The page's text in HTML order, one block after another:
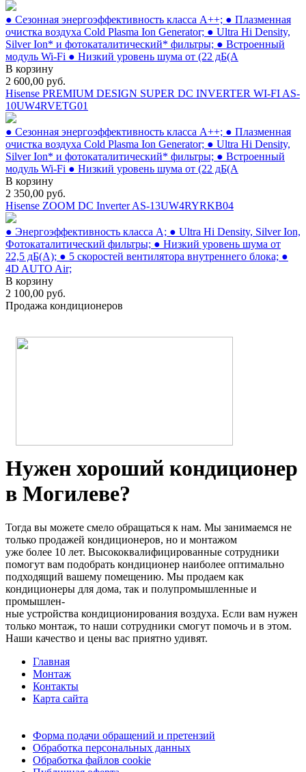
● Сезонная энергоэффективность класса А++; ● Плазменная
очистка воздуха Cold Plasma Ion Generator; ● Ultra Hi Density,
Silver Ion* и фотокаталитический* фильтры; ● Встроенный
модуль Wi-Fi ● Низкий уровень шума от (22 дБ(А
В корзину
2 600,00 руб.
Hisense PREMIUM DESIGN SUPER DC INVERTER WI-FI AS-
10UW4RVETG01
● Сезонная энергоэффективность класса А++; ● Плазменная
очистка воздуха Cold Plasma Ion Generator; ● Ultra Hi Density,
Silver Ion* и фотокаталитический* фильтры; ● Встроенный
модуль Wi-Fi ● Низкий уровень шума от (22 дБ(А
В корзину
2 350,00 руб.
Hisense ZOOM DC Inverter AS-13UW4RYRKB04
● Энергоэффективность класса А; ● Ultra Hi Density, Silver Ion,
Фотокаталитический фильтры; ● Низкий уровень шума от
22,5 дБ(А); ● 5 скоростей вентилятора внутреннего блока; ●
4D AUTO Air;
В корзину
2 100,00 руб.
Продажа кондиционеров
Нужен хороший кондиционер
в Могилеве?
Тогда вы можете смело обращаться к нам. Мы занимаемся не
только продажей кондиционеров, но и монтажом
уже более 10 лет. Высококвалифицированные сотрудники
помогут вам подобрать кондиционер наиболее оптимально
подходящий вашему помещению. Мы продаем как
кондиционеры для дома, так и полупромышленные и
промышлен-
ные устройства кондиционирования воздуха. Если вам нужен
только монтаж, то наши сотрудники смогут помочь и в этом.
Наши качество и цены вас приятно удивят.
Главная
Монтаж
Контакты
Карта сайта
Форма подачи обращений и претензий
Обработка персональных данных
Обработка файлов cookie